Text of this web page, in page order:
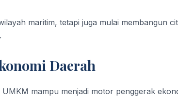
maritim, tetapi juga mulai membangun
Daerah
mampu menjadi motor penggerak